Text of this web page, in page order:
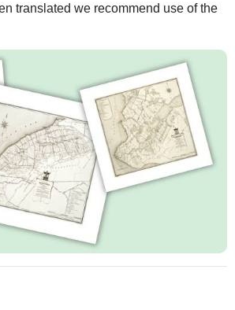
translated we recommend use of the